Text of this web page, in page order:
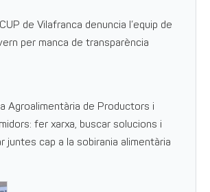
de Vilafranca denuncia l’equip de
per manca de transparència
Agroalimentària de Productors i
fer xarxa, buscar solucions i
juntes cap a la sobirania alimentària